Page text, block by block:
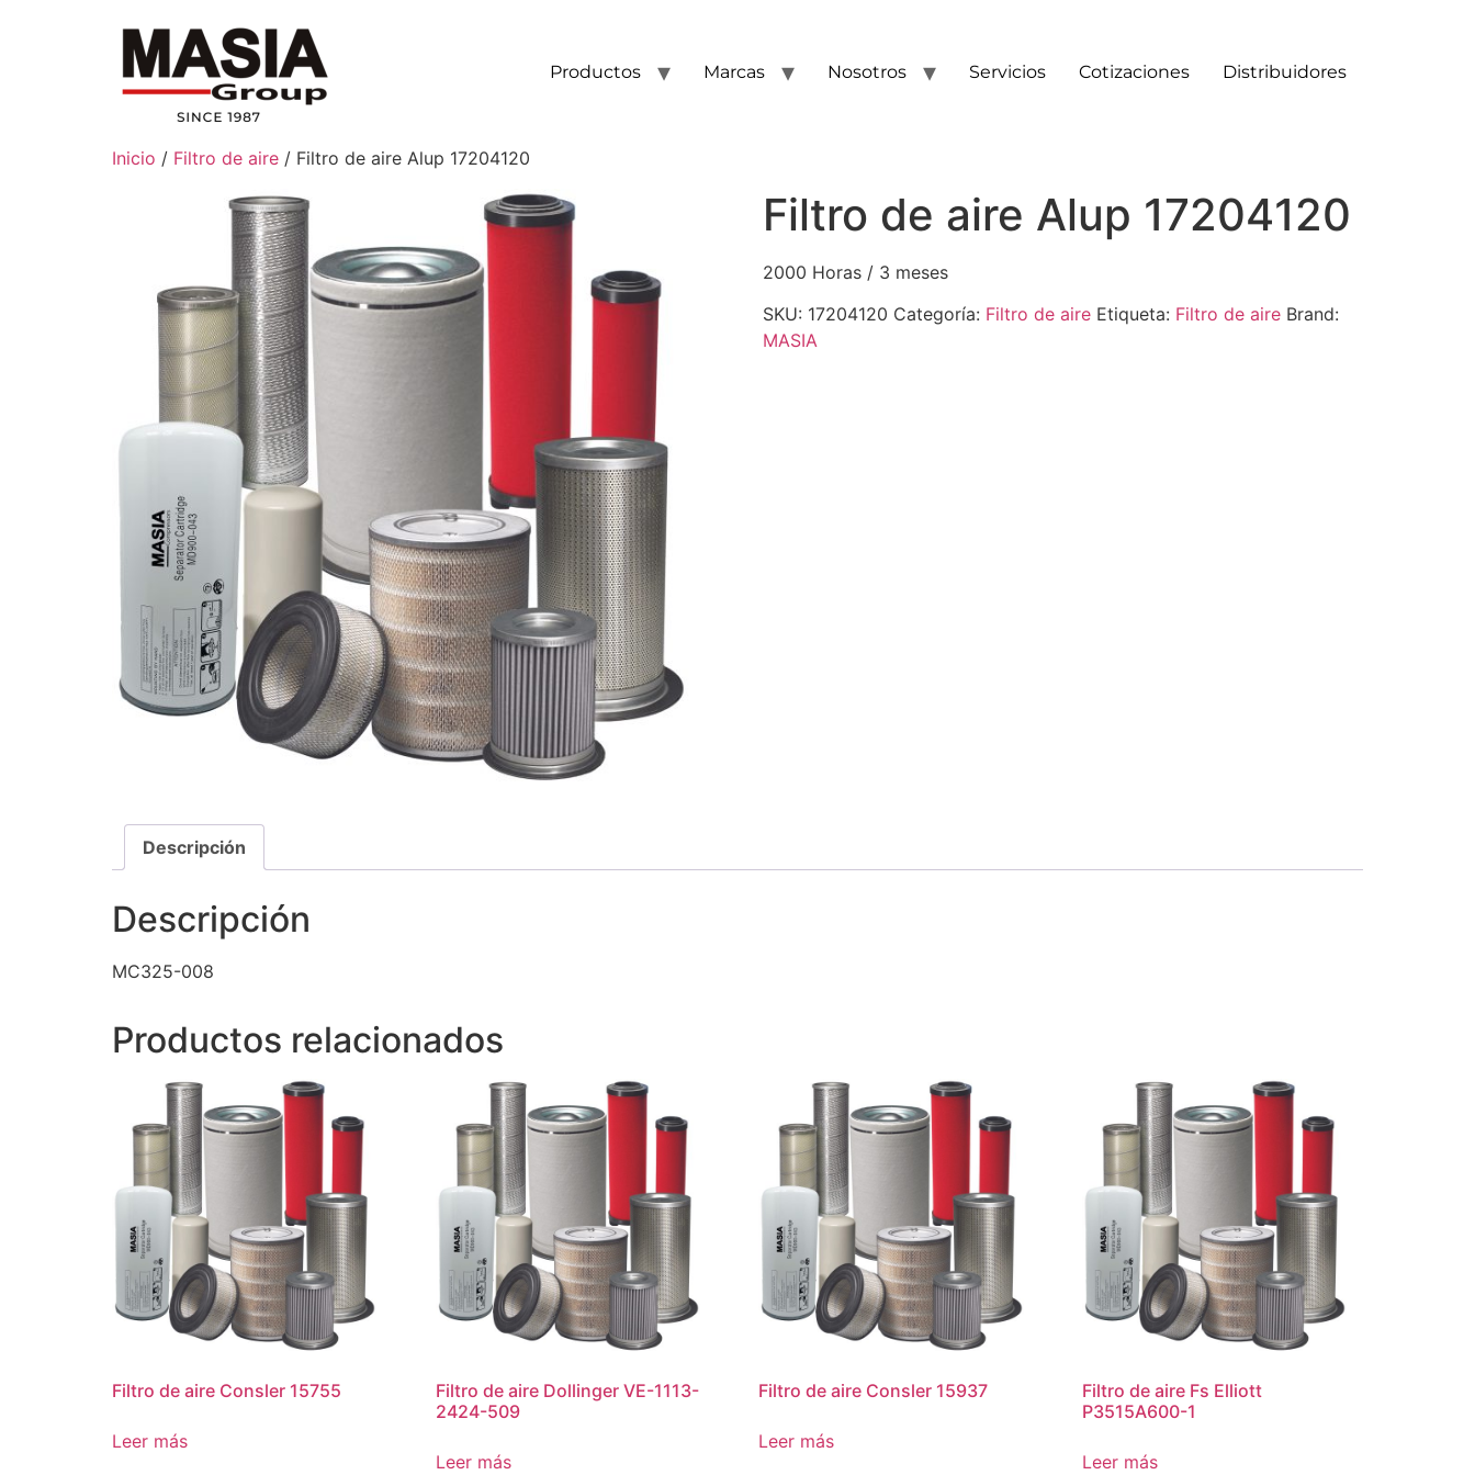
Productos Marcas Nosotros Servicios Cotizaciones Distribuidores
Inicio / Filtro de aire / Filtro de aire Alup 17204120
Filtro de aire Alup 17204120
2000 Horas / 3 meses
SKU: 17204120 Categoría: Filtro de aire Etiqueta: Filtro de aire Brand:
MASIA
Descripción
Descripción
MC325-008
Productos relacionados
Filtro de aire Consler 15755
Leer más
Filtro de aire Dollinger VE-1113-
2424-509
Leer más
Filtro de aire Consler 15937
Leer más
Filtro de aire Fs Elliott
P3515A600-1
Leer más